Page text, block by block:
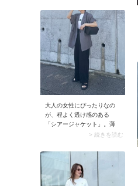
な穿き心地は、ループ状に
編み込んだニット生地がタ
オルと同じ構造になってい
るのが理由です。春用のス
ウェットパンツは、この裏
毛のスウェットパンツを指
します。
大人の女性にぴったりなの
が、程よく透け感のある
「シアージャケット」。薄
手かつサラッとした作りな
そうに見えずスマートなル
り、暑い時期のオフィスコ
ーデにもおすすめです。
> 続きを読む